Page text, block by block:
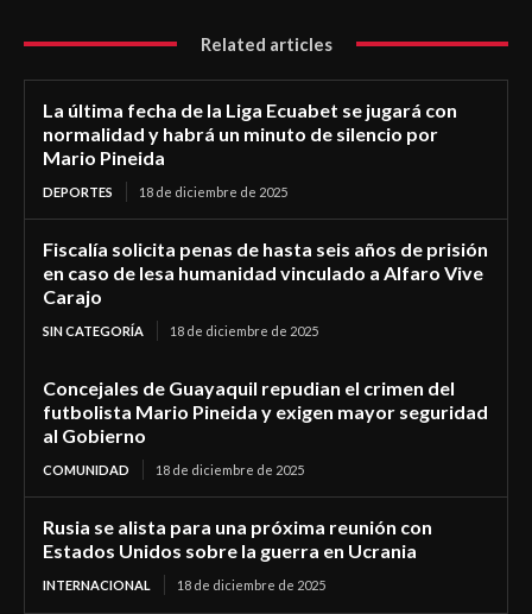
Related articles
La última fecha de la Liga Ecuabet se jugará con
normalidad y habrá un minuto de silencio por
Mario Pineida
DEPORTES 18 de diciembre de 2025
Fiscalía solicita penas de hasta seis años de prisión
en caso de lesa humanidad vinculado a Alfaro Vive
Carajo
SIN CATEGORÍA 18 de diciembre de 2025
Concejales de Guayaquil repudian el crimen del
futbolista Mario Pineida y exigen mayor seguridad
al Gobierno
COMUNIDAD 18 de diciembre de 2025
Rusia se alista para una próxima reunión con
Estados Unidos sobre la guerra en Ucrania
INTERNACIONAL 18 de diciembre de 2025